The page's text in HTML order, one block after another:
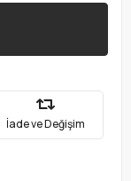
İade ve Değişim